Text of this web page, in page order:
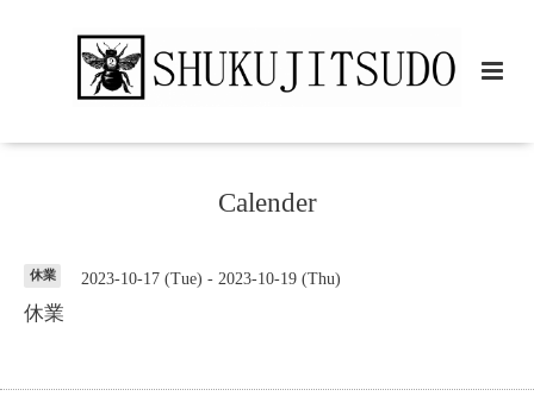
Calender
休業 2023-10-17 (Tue) - 2023-10-19 (Thu)
休業